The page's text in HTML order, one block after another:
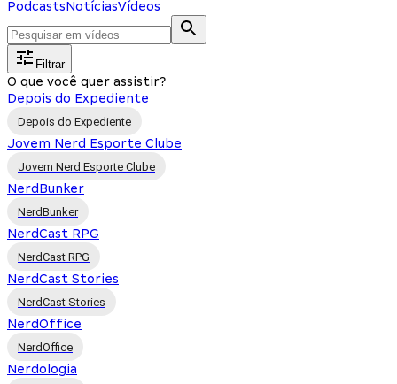
PodcastsNotíciasVídeos
Filtrar
O que você quer assistir?
Depois do Expediente
Depois do Expediente
Jovem Nerd Esporte Clube
Jovem Nerd Esporte Clube
NerdBunker
NerdBunker
NerdCast RPG
NerdCast RPG
NerdCast Stories
NerdCast Stories
NerdOffice
NerdOffice
Nerdologia